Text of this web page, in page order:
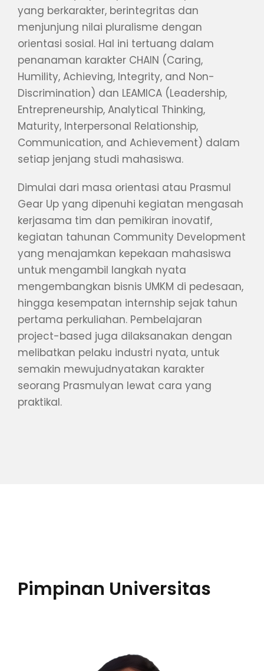
yang berkarakter, berintegritas dan
menjunjung nilai pluralisme dengan
orientasi sosial. Hal ini tertuang dalam
penanaman karakter CHAIN (Caring,
Humility, Achieving, Integrity, and Non-
Discrimination) dan LEAMICA (Leadership,
Entrepreneurship, Analytical Thinking,
Maturity, Interpersonal Relationship,
Communication, and Achievement) dalam
setiap jenjang studi mahasiswa.
Dimulai dari masa orientasi atau Prasmul
Gear Up yang dipenuhi kegiatan mengasah
kerjasama tim dan pemikiran inovatif,
kegiatan tahunan Community Development
yang menajamkan kepekaan mahasiswa
untuk mengambil langkah nyata
mengembangkan bisnis UMKM di pedesaan,
hingga kesempatan internship sejak tahun
pertama perkuliahan. Pembelajaran
project-based juga dilaksanakan dengan
melibatkan pelaku industri nyata, untuk
semakin mewujudnyatakan karakter
seorang Prasmulyan lewat cara yang
praktikal.
Pimpinan Universitas